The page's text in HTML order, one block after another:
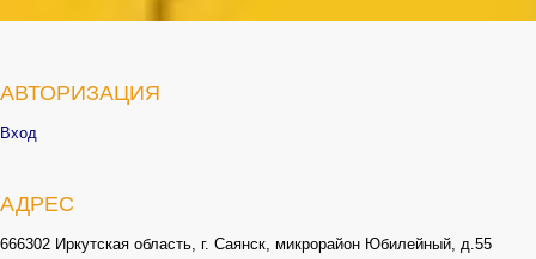
АВТОРИЗАЦИЯ
Вход
АДРЕС
666302 Иркутская область, г. Саянск, микрорайон Юбилейный, д.55